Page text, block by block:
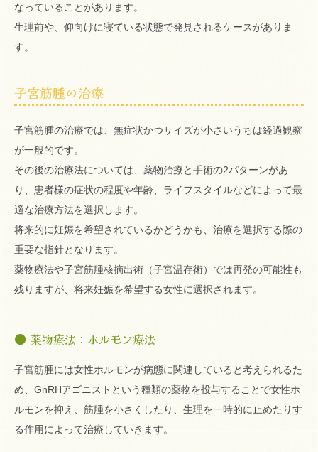
なっていることがあります。
生理前や、仰向けに寝ている状態で発見されるケースがありま
す。
子宮筋腫の治療
子宮筋腫の治療では、無症状かつサイズが小さいうちは経過観察
が一般的です。
その後の治療法については、薬物治療と手術の2パターンがあ
り、患者様の症状の程度や年齢、ライフスタイルなどによって最
適な治療方法を選択します。
将来的に妊娠を希望されているかどうかも、治療を選択する際の
重要な指針となります。
薬物療法や子宮筋腫核摘出術（子宮温存術）では再発の可能性も
残りますが、将来妊娠を希望する女性に選択されます。
薬物療法：ホルモン療法
子宮筋腫には女性ホルモンが病態に関連していると考えられるた
め、GnRHアゴニストという種類の薬物を投与することで女性ホ
ルモンを抑え、筋腫を小さくしたり、生理を一時的に止めたりす
る作用によって治療していきます。